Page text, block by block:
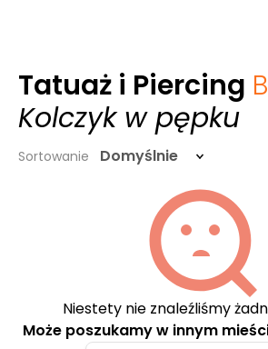
Tatuaż i Piercing
Kolczyk w pępku
Sortowanie Domyślnie
Niestety nie znaleźliśmy
Może poszukamy w innym